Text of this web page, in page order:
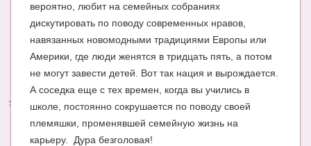
вероятно, любит на семейных собраниях
дискутировать по поводу современных нравов,
навязанных новомодными традициями Европы или
Америки, где люди женятся в тридцать пять, а потом
не могут завести детей. Вот так нация и вырождается.
А соседка еще с тех времен, когда вы учились в
школе, постоянно сокрушается по поводу своей
племяшки, променявшей семейную жизнь на
карьеру. Дура безголовая!